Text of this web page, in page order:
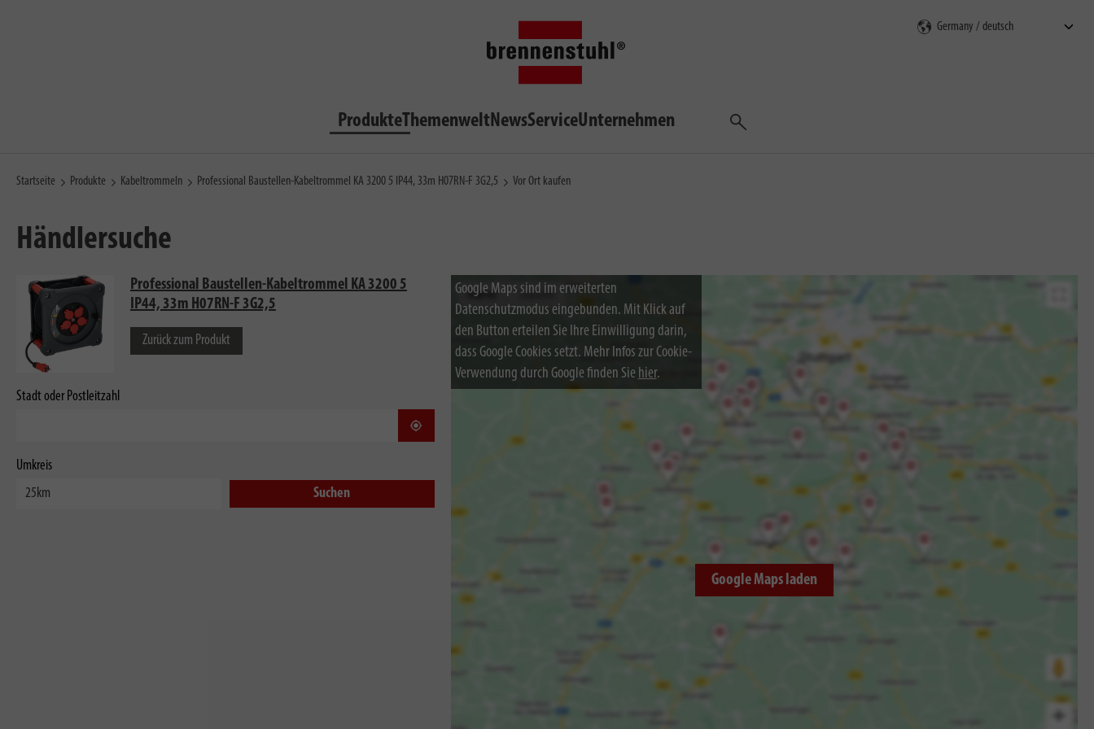
ProdukteThemenweltNewsServiceUnternehmen
Suchen
Startseite Produkte Kabeltrommeln Professional Baustellen-Kabeltrommel KA 3200 5 IP44, 33m H07RN-F 3G2,5 Vor Ort kaufen
Händlersuche
Professional Baustellen-Kabeltrommel KA 3200 5
IP44, 33m H07RN-F 3G2,5
Zurück zum Produkt
Stadt oder Postleitzahl
Standort bestimmen
Umkreis
Suchen
Google Maps sind im erweiterten
Datenschutzmodus eingebunden. Mit Klick auf
den Button erteilen Sie Ihre Einwilligung darin,
dass Google Cookies setzt. Mehr Infos zur Cookie-
Verwendung durch Google finden Sie hier.
Google Maps laden